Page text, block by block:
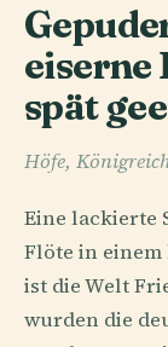
eiserne
spät
Höfe,
Eine lackierte
Flöte in einem
ist die Welt
wurden die